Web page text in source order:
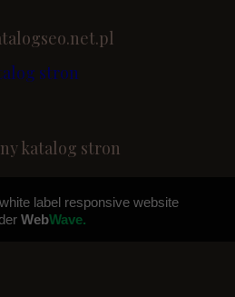
stron
katalog stron
label responsive website
WebWave.